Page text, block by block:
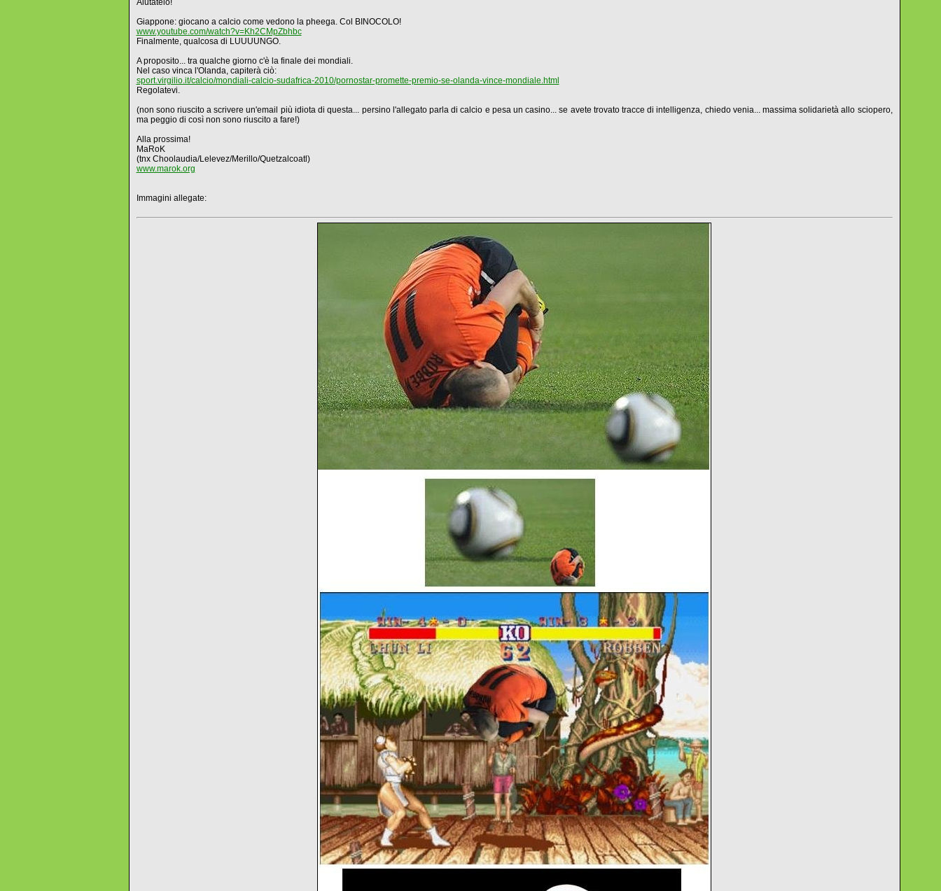
Aiutatelo!
Giappone: giocano a calcio come vedono la pheega. Col BINOCOLO!
www.youtube.com/watch?v=Kh2CMpZbhbc
Finalmente, qualcosa di LUUUUNGO.
A proposito... tra qualche giorno c'è la finale dei mondiali.
Nel caso vinca l'Olanda, capiterà ciò:
sport.virgilio.it/calcio/mondiali-calcio-sudafrica-2010/pornostar-promette-premio-se-olanda-vince-mondiale.html
Regolatevi.
(non sono riuscito a scrivere un'email più idiota di questa... persino l'allegato parla di calcio e pesa un casino... se avete trovato tracce di intelligenza, chiedo venia... massima solidarietà allo sciopero,
ma peggio di così non sono riuscito a fare!)
Alla prossima!
MaRoK
(tnx Choolaudia/Lelevez/Merillo/Quetzalcoatl)
www.marok.org
Immagini allegate: